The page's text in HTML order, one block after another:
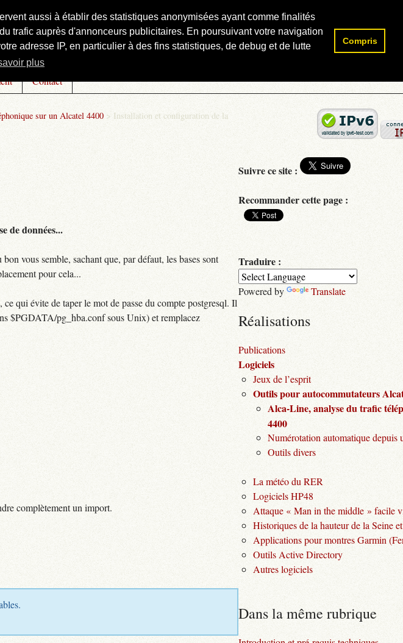
aussi à établir des statistiques anonymisées ayant comme finalités
trafic auprès d'annonceurs publicitaires. En poursuivant votre navigation
adresse IP, en particulier à des fins statistiques, de debug et de lutte
plus
Compris
Contact
sur un Alcatel 4400 > Installation et configuration de la
de données...
vous semble, sachant que, par défaut, les bases sont
pour cela...
qui évite de taper le mot de passe du compte postgresql. Il
$PGDATA/pg_hba.conf sous Unix) et remplacez
complètement un import.
Rechercher :
Suivre ce site :
Recommander cette page :
Traduire :
Powered by Translate
Réalisations
Publications
Logiciels
Jeux de l’esprit
Outils pour autocommutateurs
Alca-Line, analyse du trafic
4400
Numérotation automatique
Outils divers
La météo du RER
Logiciels HP48
Attaque « Man in the middle » facile
Historiques de la hauteur de la Seine
Applications pour montres Garmin
Outils Active Directory
Autres logiciels
Dans la même rubrique